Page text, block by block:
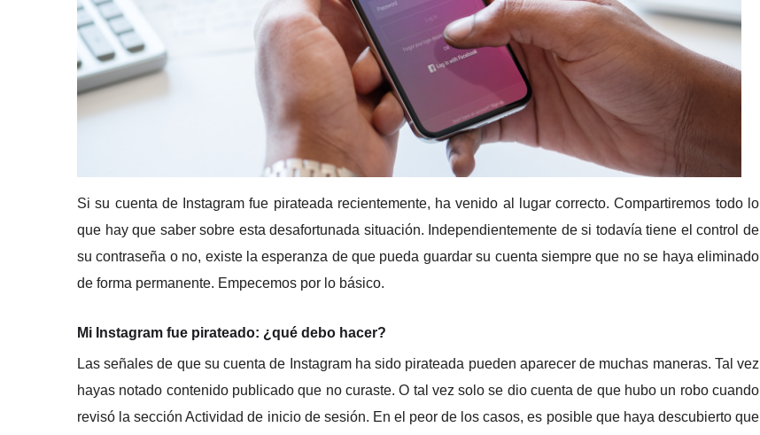
Si su cuenta de Instagram fue pirateada recientemente, ha venido al lugar correcto.Compartiremos todo lo
que hay que saber sobre esta desafortunada situación. Independientemente de si todavía tiene el control de
su contraseña o no, existe la esperanza de que pueda guardar su cuenta siempre que no se haya eliminado
de forma permanente. Empecemos por lo básico.
Mi Instagram fue pirateado: ¿qué debo hacer?
Las señales de que su cuenta de Instagram ha sido pirateada pueden aparecer de muchas maneras. Tal vez
hayas notado contenido publicado que no curaste.O tal vez solo se dio cuenta de que hubo un robo cuando
revisó la sección Actividad de inicio de sesión. En el peor de los casos, es posible que haya descubierto que